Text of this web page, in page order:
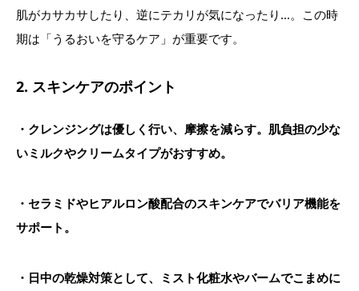
肌がカサカサしたり、逆にテカリが気になったり…。この時
期は「うるおいを守るケア」が重要です。
2. スキンケアのポイント
・クレンジングは優しく行い、摩擦を減らす。肌負担の少な
いミルクやクリームタイプがおすすめ。
・セラミドやヒアルロン酸配合のスキンケアでバリア機能を
サポート。
・日中の乾燥対策として、ミスト化粧水やバームでこまめに